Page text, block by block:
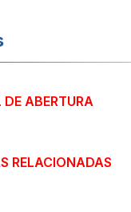
DE ABERTURA
RELACIONADAS